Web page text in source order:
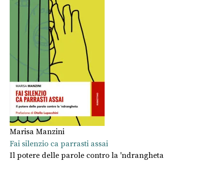
Marisa Manzini
Fai silenzio ca parrasti assai
Il potere delle parole contro la 'ndrangheta